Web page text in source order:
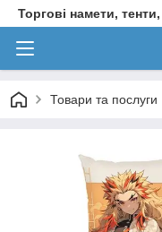
Торгові намети,
Товари та послуги